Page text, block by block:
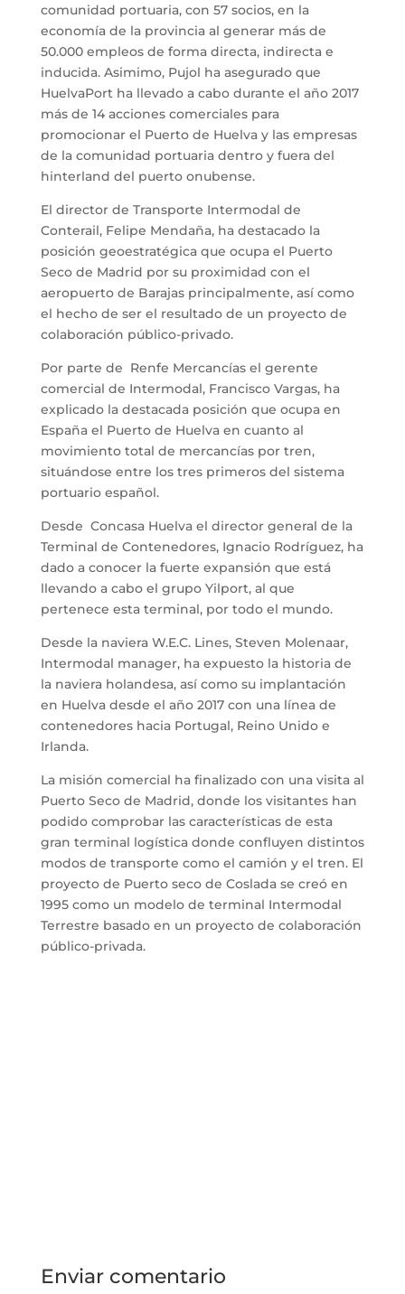
comunidad portuaria, con 57 socios, en la
economía de la provincia al generar más de
50.000 empleos de forma directa, indirecta e
inducida. Asimimo, Pujol ha asegurado que
HuelvaPort ha llevado a cabo durante el año 2017
más de 14 acciones comerciales para
promocionar el Puerto de Huelva y las empresas
de la comunidad portuaria dentro y fuera del
hinterland del puerto onubense.
El director de Transporte Intermodal de
Conterail, Felipe Mendaña, ha destacado la
posición geoestratégica que ocupa el Puerto
Seco de Madrid por su proximidad con el
aeropuerto de Barajas principalmente, así como
el hecho de ser el resultado de un proyecto de
colaboración público-privado.
Por parte de Renfe Mercancías el gerente
comercial de Intermodal, Francisco Vargas, ha
explicado la destacada posición que ocupa en
España el Puerto de Huelva en cuanto al
movimiento total de mercancías por tren,
situándose entre los tres primeros del sistema
portuario español.
Desde Concasa Huelva el director general de la
Terminal de Contenedores, Ignacio Rodríguez, ha
dado a conocer la fuerte expansión que está
llevando a cabo el grupo Yilport, al que
pertenece esta terminal, por todo el mundo.
Desde la naviera W.E.C. Lines, Steven Molenaar,
Intermodal manager, ha expuesto la historia de
la naviera holandesa, así como su implantación
en Huelva desde el año 2017 con una línea de
contenedores hacia Portugal, Reino Unido e
Irlanda.
La misión comercial ha finalizado con una visita al
Puerto Seco de Madrid, donde los visitantes han
podido comprobar las características de esta
gran terminal logística donde confluyen distintos
modos de transporte como el camión y el tren. El
proyecto de Puerto seco de Coslada se creó en
1995 como un modelo de terminal Intermodal
Terrestre basado en un proyecto de colaboración
público-privada.
Enviar comentario